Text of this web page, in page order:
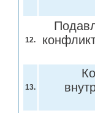
12.
13.